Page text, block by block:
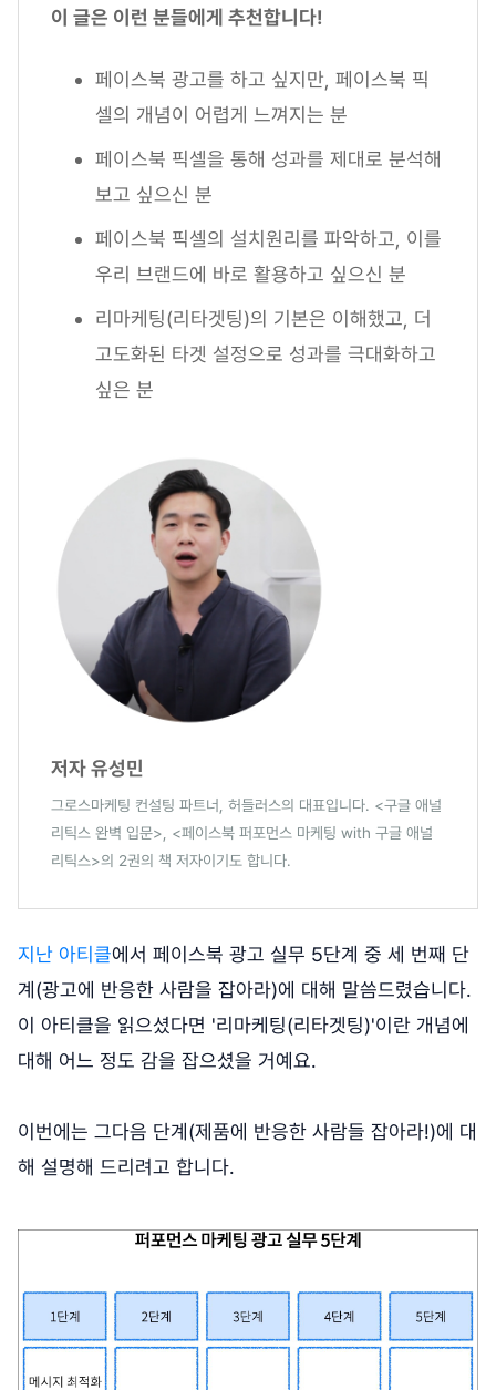
이 글은 이런 분들에게 추천합니다!
페이스북 광고를 하고 싶지만, 페이스북 픽
셀의 개념이 어렵게 느껴지는 분
페이스북 픽셀을 통해 성과를 제대로 분석해
보고 싶으신 분
페이스북 픽셀의 설치원리를 파악하고, 이를
우리 브랜드에 바로 활용하고 싶으신 분
리마케팅(리타겟팅)의 기본은 이해했고, 더
고도화된 타겟 설정으로 성과를 극대화하고
싶은 분
저자 유성민
그로스마케팅 컨설팅 파트너, 허들러스의 대표입니다. <구글 애널
리틱스 완벽 입문>, <페이스북 퍼포먼스 마케팅 with 구글 애널
리틱스>의 2권의 책 저자이기도 합니다.
지난 아티클에서 페이스북 광고 실무 5단계 중 세 번째 단
계(광고에 반응한 사람을 잡아라)에 대해 말씀드렸습니다.
이 아티클을 읽으셨다면 '리마케팅(리타겟팅)'이란 개념에
대해 어느 정도 감을 잡으셨을 거예요.
이번에는 그다음 단계(제품에 반응한 사람들 잡아라!)에 대
해 설명해 드리려고 합니다.